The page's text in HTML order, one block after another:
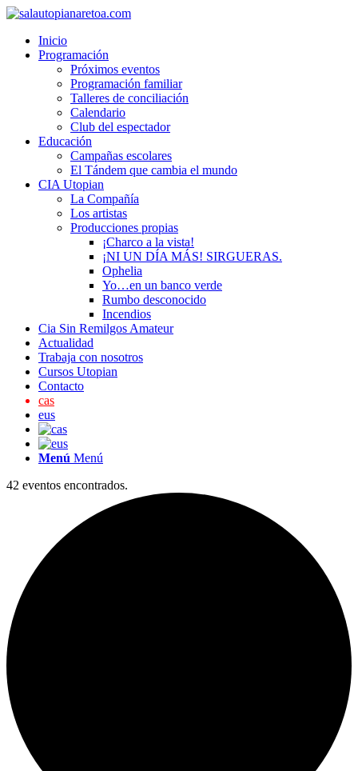
Inicio
Programación
Próximos eventos
Programación familiar
Talleres de conciliación
Calendario
Club del espectador
Educación
Campañas escolares
El Tándem que cambia el mundo
CIA Utopian
La Compañía
Los artistas
Producciones propias
¡Charco a la vista!
¡NI UN DÍA MÁS! SIRGUERAS.
Ophelia
Yo…en un banco verde
Rumbo desconocido
Incendios
Cia Sin Remilgos Amateur
Actualidad
Trabaja con nosotros
Cursos Utopian
Contacto
cas
eus
Menú Menú
42 eventos encontrados.